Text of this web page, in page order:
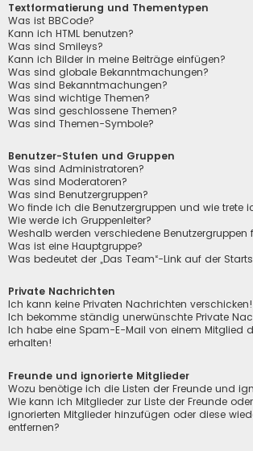
Textformatierung und Thementypen
Was ist BBCode?
Kann ich HTML benutzen?
Was sind Smileys?
Kann ich Bilder in meine Beiträge einfügen?
Was sind globale Bekanntmachungen?
Was sind Bekanntmachungen?
Was sind wichtige Themen?
Was sind geschlossene Themen?
Was sind Themen-Symbole?
Benutzer-Stufen und Gruppen
Was sind Administratoren?
Was sind Moderatoren?
Was sind Benutzergruppen?
Wo finde ich die Benutzergruppen und wie trete
Wie werde ich Gruppenleiter?
Weshalb werden verschiedene
Was ist eine Hauptgruppe?
Was bedeutet der „Das Team“-Link auf der
Private Nachrichten
Ich kann keine Privaten Nachrichten verschicken!
Ich bekomme ständig unerwünschte Private
Ich habe eine Spam-E-Mail von einem Mitglied
erhalten!
Freunde und ignorierte Mitglieder
Wozu benötige ich die Listen der Freunde und
Wie kann ich Mitglieder zur Liste der Freunde
ignorierten Mitglieder hinzufügen oder diese
entfernen?